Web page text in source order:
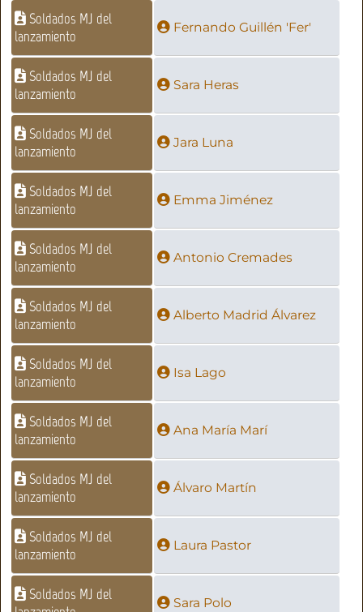
Soldados MJ del
lanzamiento
Fernando Guillén 'Fer'
Soldados MJ del
lanzamiento
Sara Heras
Soldados MJ del
lanzamiento
Jara Luna
Soldados MJ del
lanzamiento
Emma Jiménez
Soldados MJ del
lanzamiento
Antonio Cremades
Soldados MJ del
lanzamiento
Alberto Madrid Álvarez
Soldados MJ del
lanzamiento
Isa Lago
Soldados MJ del
lanzamiento
Ana María Marí
Soldados MJ del
lanzamiento
Álvaro Martín
Soldados MJ del
lanzamiento
Laura Pastor
Soldados MJ del
Sara Polo